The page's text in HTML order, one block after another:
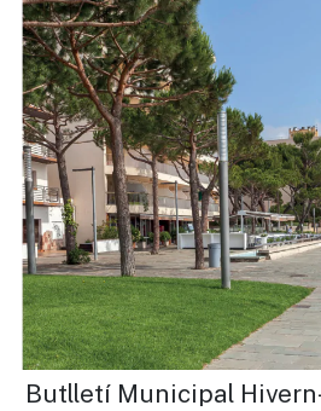
Butlletí Municipal